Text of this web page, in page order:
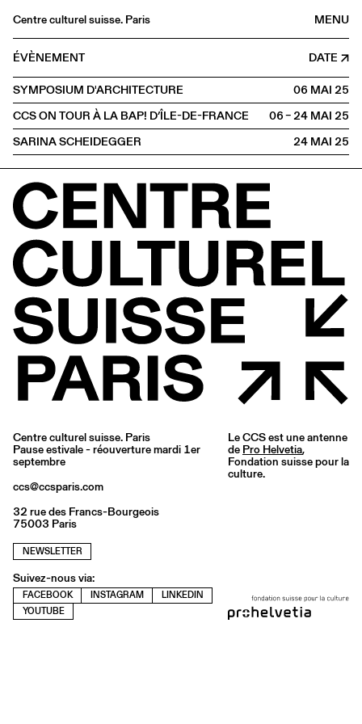
MENU
Centre culturel suisse. Paris
Agenda
Librairie
Buvette
Archives
Médiathèque
Éditions
Informations
FR/EN
HORS LES MURS
ÉVÈNEMENT
DATE
SYMPOSIUM D'ARCHITECTURE
06 MAI2025
CCS ON TOUR À LA BAP! D’ÎLE-DE-FRANCE
06 – 24 MAI2025
SARINA SCHEIDEGGER
24 MAI2025
Centre culturel suisse. Paris
Pause estivale - réouverture mardi 1er
septembre
ccs@ccsparis.com
32 rue des Francs-Bourgeois
75003 Paris
NEWSLETTER
Suivez-nous via:
FACEBOOK INSTAGRAM
LINKEDIN
YOUTUBE
Le CCS est une antenne
de Pro Helvetia,
Fondation suisse pour la
culture.